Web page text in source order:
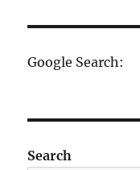
章:
Google Search:
Search